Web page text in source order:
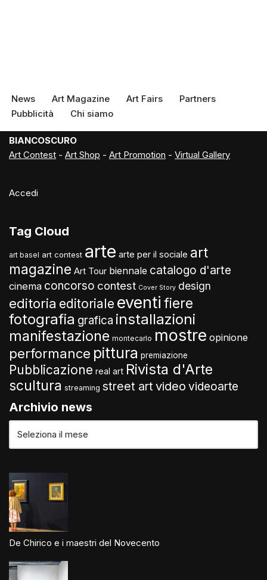
News Art Magazine Art Fairs
Partners
Pubblicità
Chi siamo
BIANCOSCURO
Art Contest - Art Shop - Art Promotion - Virtual Gallery
Accedi
Tag Cloud
art basel art contest arte arte per il sociale art
magazine Art Tour biennale catalogo d'arte
cinema concorso contest Cover Story design
editoria editoriale eventi fiere
fotografia grafica installazioni
manifestazione montecarlo mostre opinione
performance pittura premiazione
Pubblicazione real art Rivista d'Arte
scultura streaming street art video videoarte
Archivio news
De Chirico e i maestri del Novecento